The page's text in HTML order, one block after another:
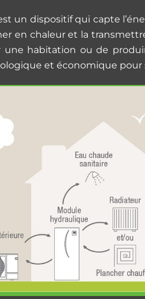
un dispositif qui capte
en chaleur et la
habitation ou de
et économique pour